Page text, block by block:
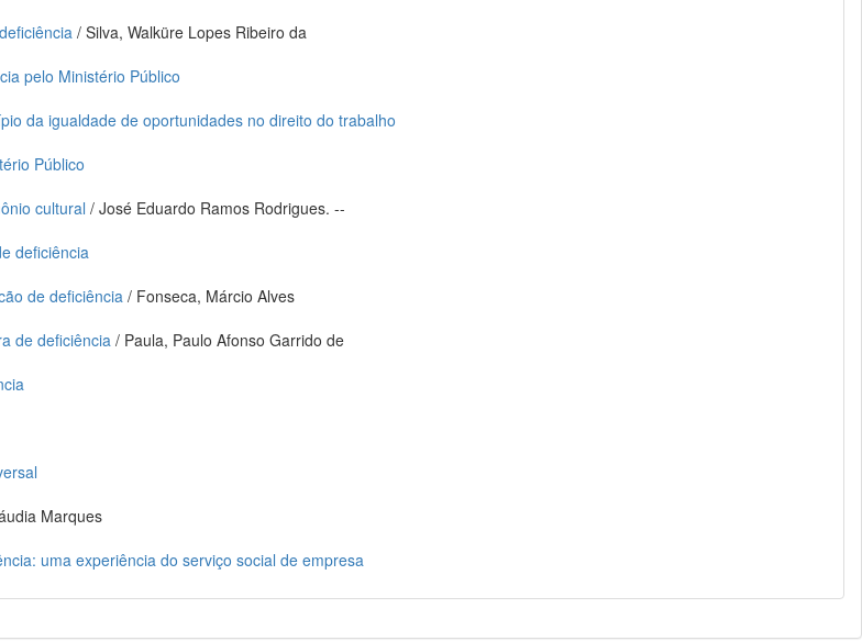
/ Silva, Walküre Lopes Ribeiro da
pelo Ministério Público
da igualdade de oportunidades no direito do trabalho
Público
cultural / José Eduardo Ramos Rodrigues. --
deficiência
de deficiência / Fonseca, Márcio Alves
de deficiência/ Paula, Paulo Afonso Garrido de
Marques
uma experiência do serviço social de empresa